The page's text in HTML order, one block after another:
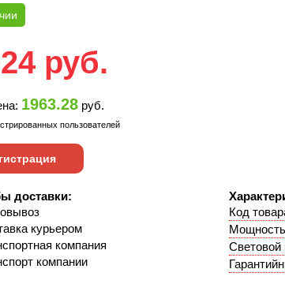
руб.
1963.28 руб.
пользователей
доставки:
курьером
компания
компании
Код
Световой